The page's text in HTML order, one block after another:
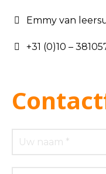
Emmy van
+31 (0)10 –